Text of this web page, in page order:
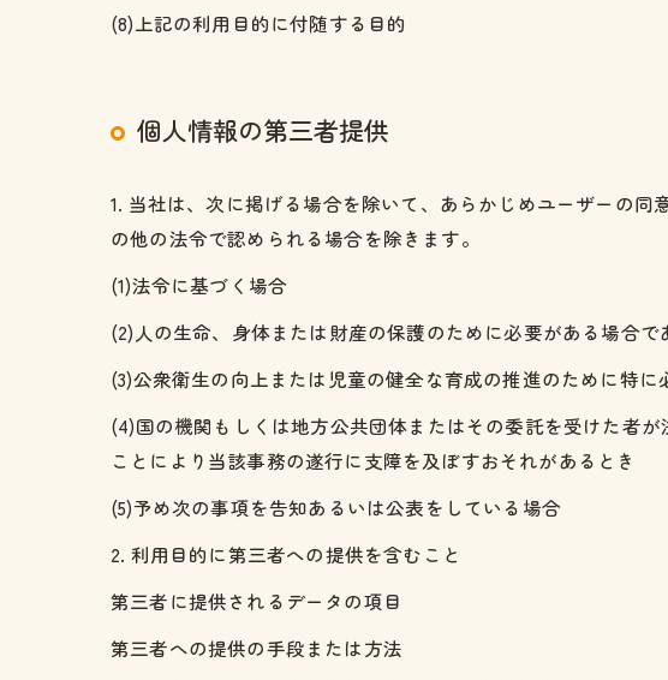
(8)上記の利用目的に付随する目的
個人情報の第三者提供
1. 当社は、次に掲げる場合を除いて、あらかじめユーザーの
の他の法令で認められる場合を除きます。
(1)法令に基づく場合
(2)人の生命、身体または財産の保護のために必要がある場合
(3)公衆衛生の向上または児童の健全な育成の推進のために特
(4)国の機関もしくは地方公共団体またはその委託を受けた者
ことにより当該事務の遂行に支障を及ぼすおそれがあるとき
(5)予め次の事項を告知あるいは公表をしている場合
2. 利用目的に第三者への提供を含むこと
第三者に提供されるデータの項目
第三者への提供の手段または方法